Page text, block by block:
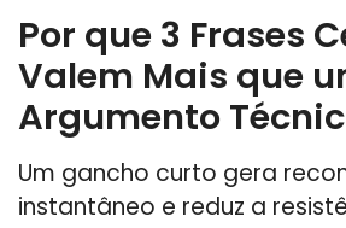
Por que 3 Frases
Valem Mais que
Argumento
Um gancho curto gera
instantâneo e reduz a